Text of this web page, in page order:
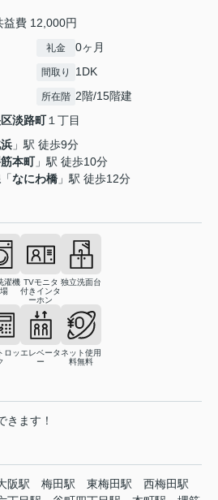
費 12,000円
礼金 0ヶ月
間取り 1DK
所在階 2階/15階建
淡路町１丁目
」駅 徒歩9分
本町」駅 徒歩10分
「なにわ橋 」駅 徒歩12分
濯機 TVモニタ
付きインタ
ーホン
独立洗面台
ロッエレベータ
ー
ネット使用
料無料
きます！
阪駅 梅田駅 東梅田駅
西梅田駅